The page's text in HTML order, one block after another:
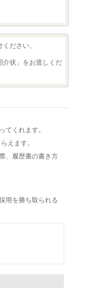
ださい。
状」をお渡しくだ
てくれます。
えます。
、履歴書の書き方
用を勝ち取られる